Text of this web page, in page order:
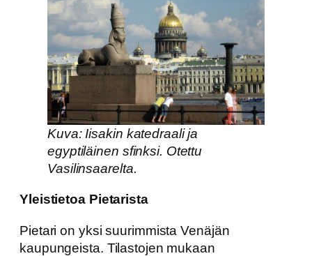
Kuva: Iisakin katedraali ja
egyptiläinen sfinksi. Otettu
Vasilinsaarelta.
Yleistietoa Pietarista
Pietari on yksi suurimmista Venäjän
kaupungeista. Tilastojen mukaan